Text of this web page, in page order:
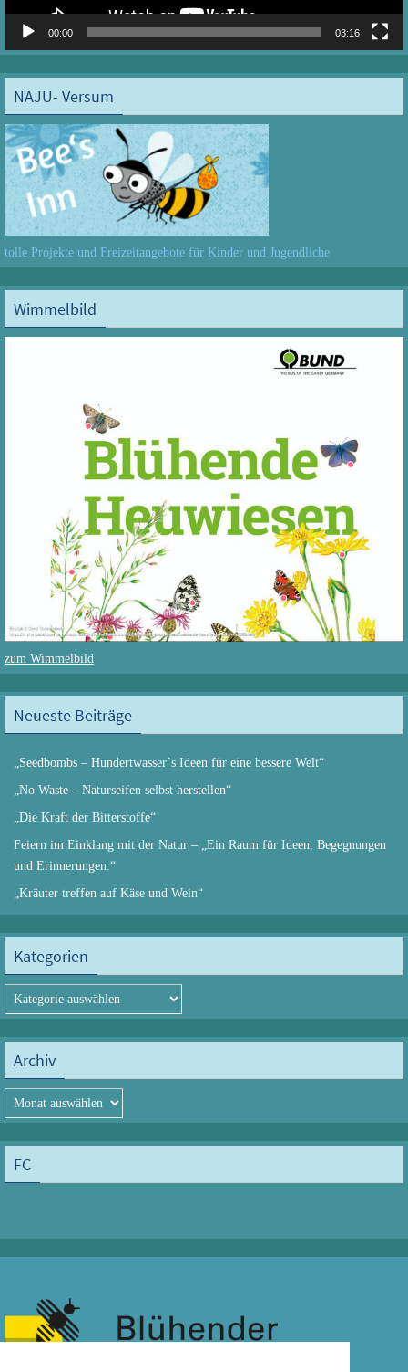
00:00 03:16
NAJU- Versum
tolle Projekte und Freizeitangebote für Kinder und Jugendliche
Wimmelbild
zum Wimmelbild
Neueste Beiträge
„Seedbombs – Hundertwasser´s Ideen für eine bessere Welt“
„No Waste – Naturseifen selbst herstellen“
„Die Kraft der Bitterstoffe“
Feiern im Einklang mit der Natur – „Ein Raum für Ideen, Begegnungen
und Erinnerungen.“
„Kräuter treffen auf Käse und Wein“
Kategorien
Kategorien
Archiv
Archiv
FC